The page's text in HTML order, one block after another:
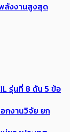
ลังงานสูงสุด
รุ่นที่ 8 ดัน 5 ข้อ
กงานวิจัย ยก